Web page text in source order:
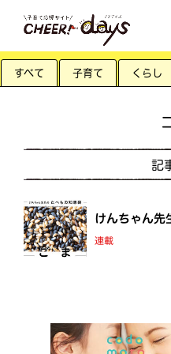
すべて 子育て くらし
記
けんちゃん先
連載